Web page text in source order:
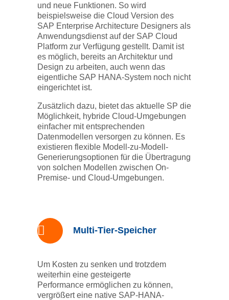
und neue Funktionen. So wird
beispielsweise die Cloud Version des
SAP Enterprise Architecture Designers als
Anwendungsdienst auf der SAP Cloud
Platform zur Verfügung gestellt. Damit ist
es möglich, bereits an Architektur und
Design zu arbeiten, auch wenn das
eigentliche SAP HANA-System noch nicht
eingerichtet ist.
Zusätzlich dazu, bietet das aktuelle SP die
Möglichkeit, hybride Cloud-Umgebungen
einfacher mit entsprechenden
Datenmodellen versorgen zu können. Es
existieren flexible Modell-zu-Modell-
Generierungsoptionen für die Übertragung
von solchen Modellen zwischen On-
Premise- und Cloud-Umgebungen.
Multi-Tier-Speicher
Um Kosten zu senken und trotzdem
weiterhin eine gesteigerte
Performance ermöglichen zu können,
vergrößert eine native SAP-HANA-